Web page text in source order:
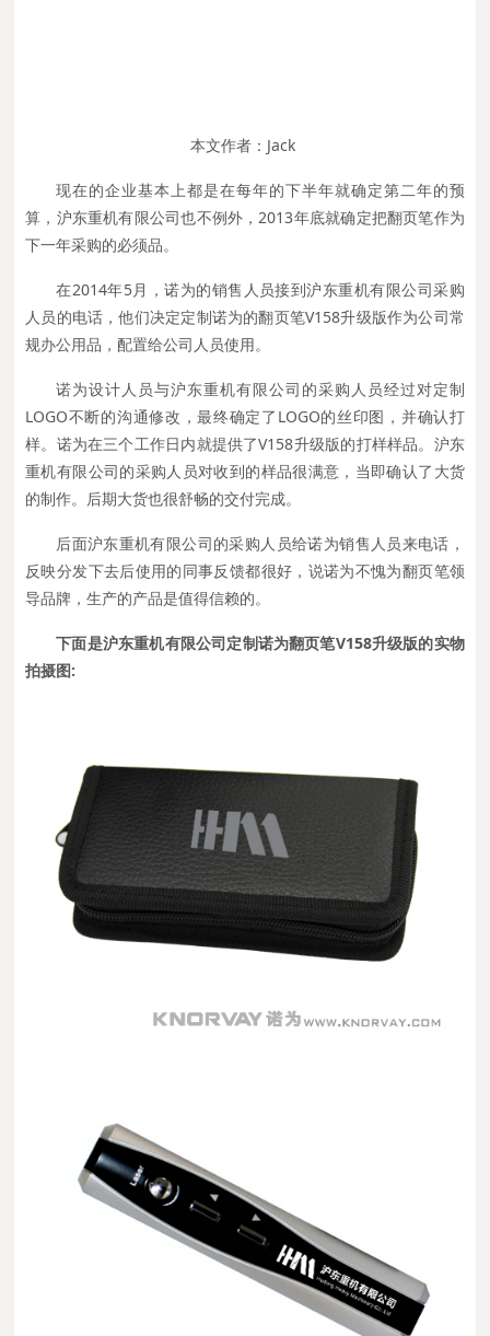
本文作者：Jack
现在的企业基本上都是在每年的下半年就确定第二年的预
算，沪东重机有限公司也不例外，2013年底就确定把翻页笔作为
下一年采购的必须品。
在2014年5月，诺为的销售人员接到沪东重机有限公司采购
人员的电话，他们决定定制诺为的翻页笔V158升级版作为公司常
规办公用品，配置给公司人员使用。
诺为设计人员与沪东重机有限公司的采购人员经过对定制
LOGO不断的沟通修改，最终确定了LOGO的丝印图，并确认打
样。诺为在三个工作日内就提供了V158升级版的打样样品。沪东
重机有限公司的采购人员对收到的样品很满意，当即确认了大货
的制作。后期大货也很舒畅的交付完成。
后面沪东重机有限公司的采购人员给诺为销售人员来电话，
反映分发下去后使用的同事反馈都很好，说诺为不愧为翻页笔领
导品牌，生产的产品是值得信赖的。
下面是沪东重机有限公司定制诺为翻页笔V158升级版的实物
拍摄图: